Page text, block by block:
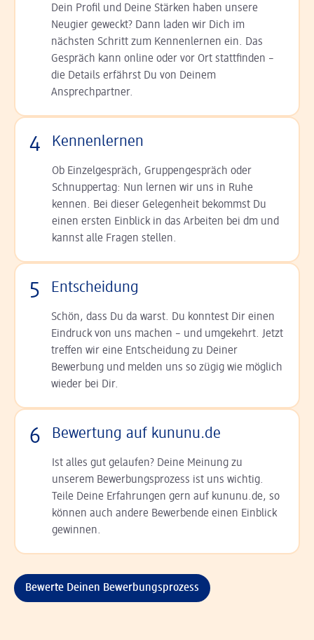
Dein Profil und Deine Stär­ken haben unsere
Neugier geweckt? Dann laden wir Dich im
nächsten Schritt zum Kennen­lernen ein. Das
Gespräch kann online oder vor Ort statt­finden –
die Details er­fährst Du von Deinem
Ansprechpartner.
4 Kennenlernen
Ob Einzelgespräch, Grup­pen­gespräch oder
Schnup­per­tag: Nun lernen wir uns in Ruhe
kennen. Bei dieser Gelegenheit bekommst Du
einen ersten Einblick in das Arbeiten bei dm und
kannst alle Fragen stellen.
5 Entscheidung
Schön, dass Du da warst. Du konntest Dir einen
Ein­druck von uns machen – und umgekehrt. Jetzt
tref­fen wir eine Entscheidung zu Deiner
Bewerbung und melden uns so zügig wie möglich
wieder bei Dir.
6 Bewertung auf kununu.de
Ist alles gut gelaufen? Deine Meinung zu
unserem Bewerbungsprozess ist uns wichtig.
Teile Deine Erfahrungen gern auf kununu.de, so
können auch andere Bewerbende einen Einblick
gewinnen.
Bewerte Deinen Bewerbungsprozess